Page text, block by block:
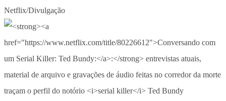
Netflix/Divulgação